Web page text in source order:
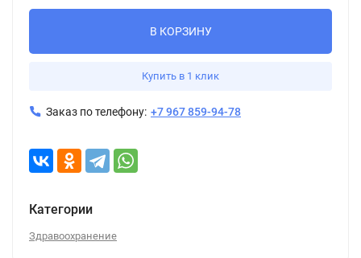
В КОРЗИНУ
Купить в 1 клик
Заказ по телефону: +7 967 859-94-78
Категории
Здравоохранение